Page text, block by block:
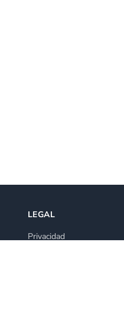
LEGAL
Privacidad